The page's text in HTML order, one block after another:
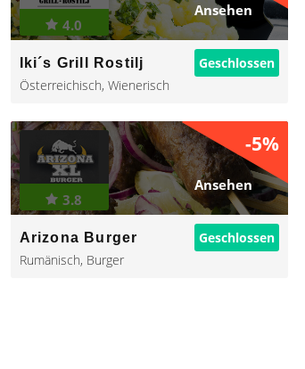
Ansehen
4.0
Iki´s Grill Rostilj
Geschlossen
Österreichisch, Wienerisch
-5%
Ansehen
3.8
Arizona Burger
Geschlossen
Rumänisch, Burger